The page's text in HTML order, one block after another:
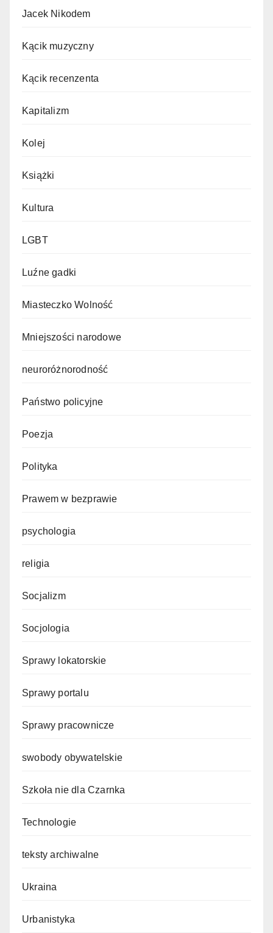
Jacek Nikodem
Kącik muzyczny
Kącik recenzenta
Kapitalizm
Kolej
Książki
Kultura
LGBT
Luźne gadki
Miasteczko Wolność
Mniejszości narodowe
neuroróżnorodność
Państwo policyjne
Poezja
Polityka
Prawem w bezprawie
psychologia
religia
Socjalizm
Socjologia
Sprawy lokatorskie
Sprawy portalu
Sprawy pracownicze
swobody obywatelskie
Szkoła nie dla Czarnka
Technologie
teksty archiwalne
Ukraina
Urbanistyka